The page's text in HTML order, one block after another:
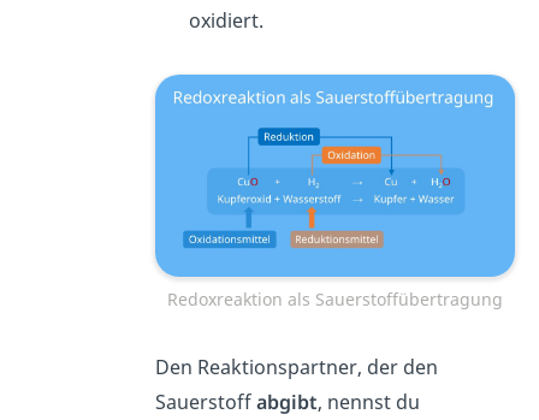
oxidiert.
Redoxreaktion als Sauerstoffübertragung
Den Reaktionspartner, der den
Sauerstoffabgibt, nennst du